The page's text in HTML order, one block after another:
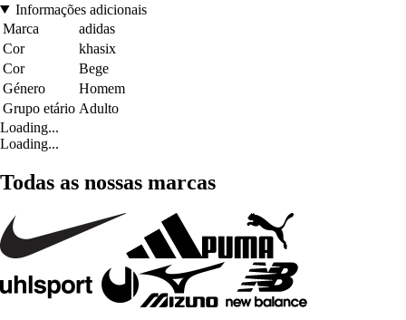
Informações adicionais
Marca
adidas
Cor
khasix
Cor
Bege
Género
Homem
Grupo etário Adulto
Loading...
Loading...
Todas as nossas marcas